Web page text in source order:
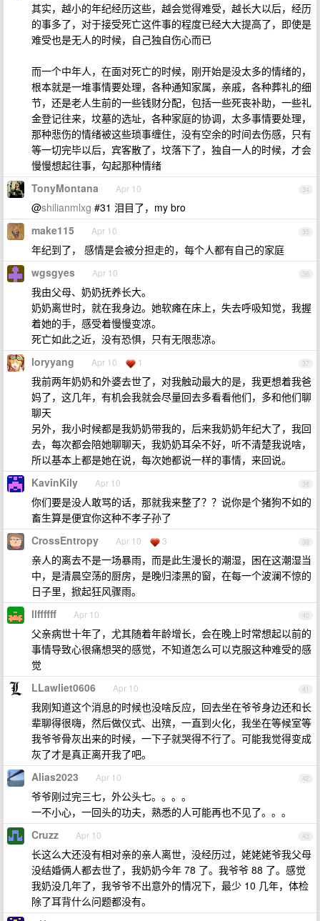
其实，越小的年纪经历这些，越会觉得难受，越长大以后，经历
的事多了，对于接受死亡这件事的程度已经大大提高了，即使是
难受也是无人的时候，自己独自伤心而已
而一个中年人，在面对死亡的时候，刚开始是没太多的情绪的，
根本就是一堆事情要处理，各种通知家属，亲戚，各种葬礼的细
节，还是老人生前的一些钱财分配，包括一些死丧补助，一些礼
金登记往来，坟墓的选址，各种家庭的协调，太多事情要处理，
那种悲伤的情绪被这些琐事缠住，没有空余的时间去伤感，只有
等一切完毕以后，宾客散了，坟落下了，独自一人的时候，才会
慢慢想起往事，勾起那种情绪
34
TonyMontana Apr 10
@shilianmlxg #31 泪目了，my bro
35
make115 Apr 10
年纪到了， 感情是会被分担走的，每个人都有自己的家庭
36
wgsgyes Apr 10
我由父母、奶奶抚养长大。
奶奶离世时，就在我身边。她软瘫在床上，失去呼吸知觉，我握
着她的手，感受着慢慢变凉。
死亡如此之近，没有恐惧，只有无限悲凉。
37
loryyang Apr 10 1
我前两年奶奶和外婆去世了，对我触动最大的是，我更想着我爸
妈了，这几年，有机会我就会尽量回去多看看他们，多和他们聊
聊天
另外，我小时候都是我奶奶带我的，后来我奶奶年纪大了，我回
去，每次都会陪她聊聊天，我奶奶耳朵不好，听不清楚我说啥，
所以基本上都是她在说，每次她都说一样的事情，来回说。
38
KavinKily Apr 10
你们要是没人敢骂的话，那就我来整了？？说你是个猪狗不如的
畜生算是便宜你这种不孝子孙了
39
CrossEntropy Apr 10 3
亲人的离去不是一场暴雨，而是此生漫长的潮湿，困在这潮湿当
中，是清晨空荡的厨房，是晚归漆黑的窗，在每一个波澜不惊的
日子里，掀起狂风骤雨。
40
llffffff Apr 10
父亲病世十年了，尤其随着年龄增长，会在晚上时常想起以前的
事情导致心很痛想哭的感觉，不知道怎么可以克服这种难受的感
觉
41
LLawliet0606 Apr 10
我刚知道这个消息的时候也没啥反应，回去坐在爷爷身边还和长
辈聊得很嗨，然后做仪式、出殡，一直到火化，我坐在等候室等
我爷爷骨灰出来的时候，一下子就哭得不行了。可能我觉得变成
灰了才是真正离开我了吧。
42
Alias2023 Apr 10
爷爷刚过完三七，外公头七。。。。
一不小心，一回头的功夫，熟悉的人可能再也不见了。。。
43
Cruzz Apr 10
长这么大还没有相对亲的亲人离世，没经历过，姥姥姥爷我父母
没结婚俩人都去世了，我奶奶今年 78 了。我爷爷 88 了。感觉
我奶没几年了，我爷爷不出意外的情况下，最少 10 几年，体检
除了耳背什么问题都没有。